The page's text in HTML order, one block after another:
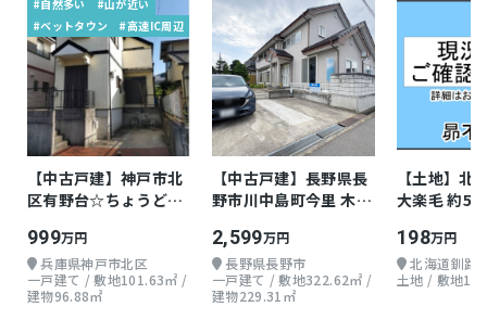
#自然多い
#山が近い
#ベットタウン
#高速IC周辺
【中古戸建】神戸市北
区有野台☆ちょうどよ
999万円
兵庫県神戸市北区
一戸建て / 敷地101.63㎡ /
建物96.88㎡
【中古戸建】長野県長
野市川中島町今里 木造
2,599万円
長野県長野市
一戸建て / 敷地322.62㎡ /
建物229.31㎡
【土地】北
大楽毛 約
198万円
北海道釧路
土地 / 敷地